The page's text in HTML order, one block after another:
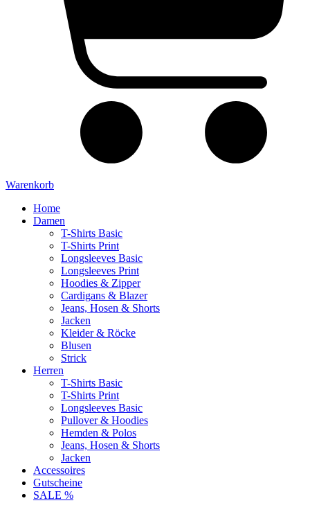
Warenkorb
Home
Damen
T-Shirts Basic
T-Shirts Print
Longsleeves Basic
Longsleeves Print
Hoodies & Zipper
Cardigans & Blazer
Jeans, Hosen & Shorts
Jacken
Kleider & Röcke
Blusen
Strick
Herren
T-Shirts Basic
T-Shirts Print
Longsleeves Basic
Pullover & Hoodies
Hemden & Polos
Jeans, Hosen & Shorts
Jacken
Accessoires
Gutscheine
SALE %